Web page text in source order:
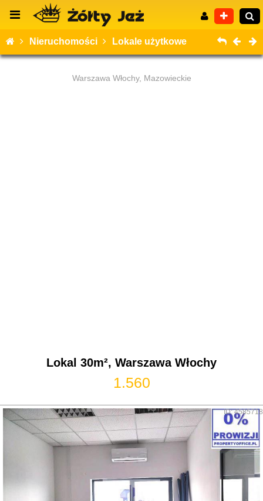
Nieruchomości Lokale użytkowe
Warszawa Włochy, Mazowieckie
Lokal 30m², Warszawa Włochy
1.560
ID: 4585718